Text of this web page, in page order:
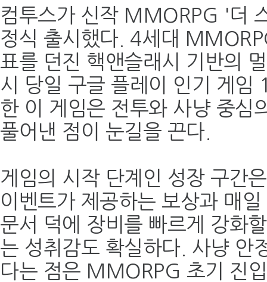
컴투스가 신작 MMORPG '더
정식 출시했다. 4세대
표를 던진 핵앤슬래시 기반의
시 당일 구글 플레이 인기 게임
한 이 게임은 전투와 사냥 중심
풀어낸 점이 눈길을 끈다.
게임의 시작 단계인 성장 구간
이벤트가 제공하는 보상과 매
문서 덕에 장비를 빠르게 강화
는 성취감도 확실하다. 사냥 안
다는 점은 MMORPG 초기 진